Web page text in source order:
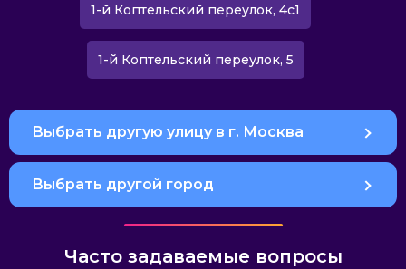
1-й Коптельский переулок, 4с1
1-й Коптельский переулок, 5
Выбрать другую улицу в г. Москва
Выбрать другой город
Часто задаваемые вопросы